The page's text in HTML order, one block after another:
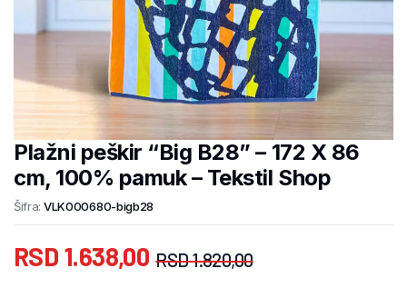
Plažni peškir “Big B28” – 172 X 86
cm, 100% pamuk – Tekstil Shop
Šifra: VLK000680-bigb28
RSD1.820,00
RSD 1.638,00